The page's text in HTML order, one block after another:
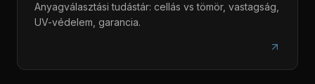
Anyagválasztási tudástár: cellás vs tömör, vastagság,
UV-védelem, garancia.